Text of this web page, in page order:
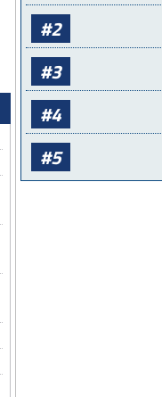
#2
#3
#4
#5